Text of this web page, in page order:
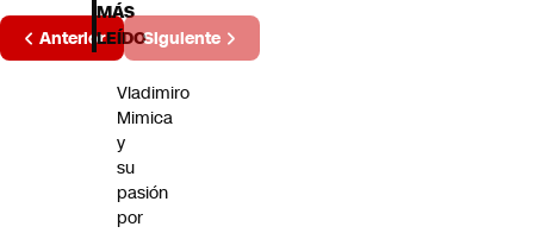
Negocios
Deportes
Programas completos
CNN tiempo
Página
2 de 1
Anterior Siguiente
MÁS
LEÍDO
Vladimiro
Mimica
y
su
pasión
por